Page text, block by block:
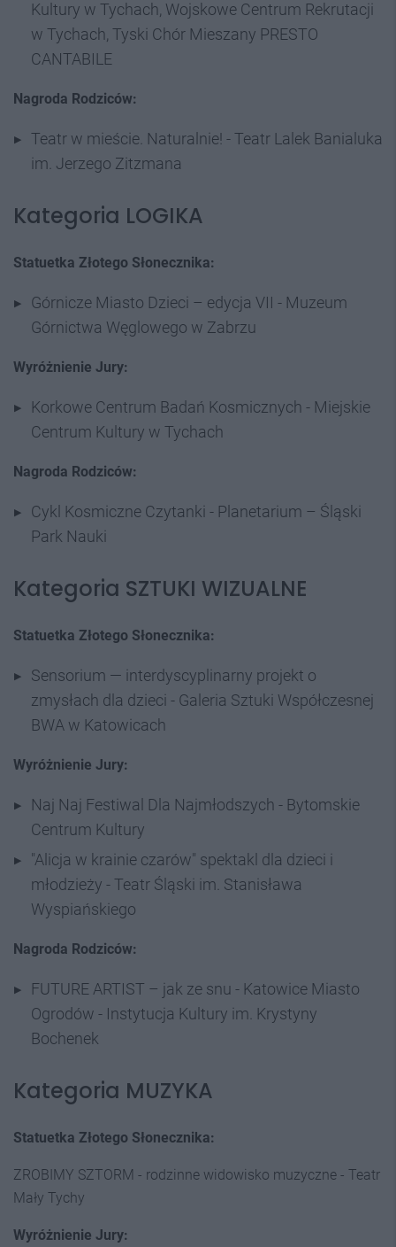
Kultury w Tychach, Wojskowe Centrum Rekrutacji
w Tychach, Tyski Chór Mieszany PRESTO
CANTABILE
Nagroda Rodziców:
Teatr w mieście. Naturalnie! - Teatr Lalek Banialuka
im. Jerzego Zitzmana
Kategoria LOGIKA
Statuetka Złotego Słonecznika:
Górnicze Miasto Dzieci – edycja VII - Muzeum
Górnictwa Węglowego w Zabrzu
Wyróżnienie Jury:
Korkowe Centrum Badań Kosmicznych - Miejskie
Centrum Kultury w Tychach
Nagroda Rodziców:
Cykl Kosmiczne Czytanki - Planetarium – Śląski
Park Nauki
Kategoria SZTUKI WIZUALNE
Statuetka Złotego Słonecznika:
Sensorium — interdyscyplinarny projekt o
zmysłach dla dzieci - Galeria Sztuki Współczesnej
BWA w Katowicach
Wyróżnienie Jury:
Naj Naj Festiwal Dla Najmłodszych - Bytomskie
Centrum Kultury
"Alicja w krainie czarów" spektakl dla dzieci i
młodzieży - Teatr Śląski im. Stanisława
Wyspiańskiego
Nagroda Rodziców:
FUTURE ARTIST – jak ze snu - Katowice Miasto
Ogrodów - Instytucja Kultury im. Krystyny
Bochenek
Kategoria MUZYKA
Statuetka Złotego Słonecznika:
ZROBIMY SZTORM - rodzinne widowisko muzyczne - Teatr
Mały Tychy
Wyróżnienie Jury: